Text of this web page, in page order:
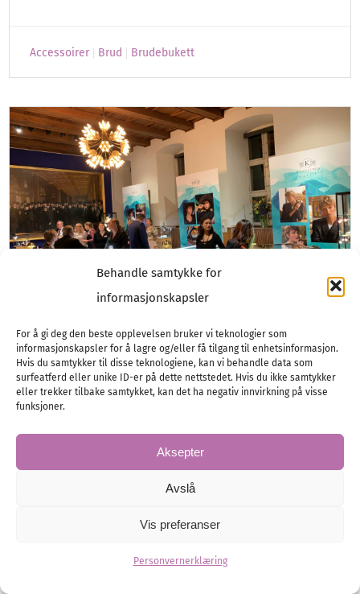
Behandle samtykke for
informasjonskapsler
For å gi deg den beste opplevelsen bruker vi teknologier som
informasjonskapsler for å lagre og/eller få tilgang til enhetsinformasjon.
Hvis du samtykker til disse teknologiene, kan vi behandle data som
surfeatferd eller unike ID-er på dette nettstedet. Hvis du ikke samtykker
eller trekker tilbake samtykket, kan det ha negativ innvirkning på visse
funksjoner.
Aksepter
Avslå
Vis preferanser
Personvernerklæring
Accessoirer Brud Brudebukett
Mer av alt på Klarlund Expo
Vi var på Klarlund Expo for se verdens mest
Forlovelsesringer